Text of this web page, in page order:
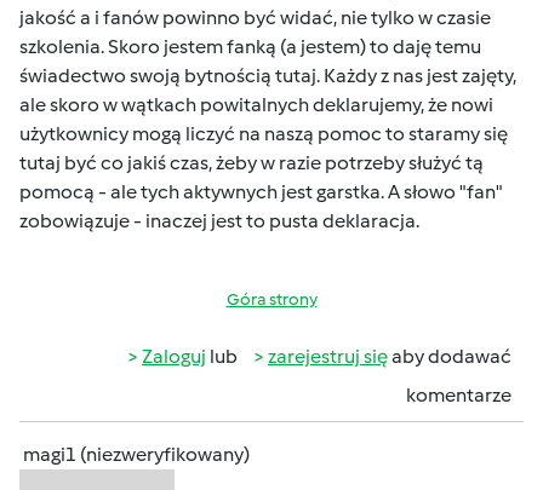
jakość a i fanów powinno być widać, nie tylko w czasie
szkolenia. Skoro jestem fanką (a jestem) to daję temu
świadectwo swoją bytnością tutaj. Każdy z nas jest zajęty,
ale skoro w wątkach powitalnych deklarujemy, że nowi
użytkownicy mogą liczyć na naszą pomoc to staramy się
tutaj być co jakiś czas, żeby w razie potrzeby służyć tą
pomocą - ale tych aktywnych jest garstka. A słowo "fan"
zobowiązuje - inaczej jest to pusta deklaracja.
Góra strony
Zaloguj lub zarejestruj sięaby dodawać
komentarze
magi1 (niezweryfikowany)